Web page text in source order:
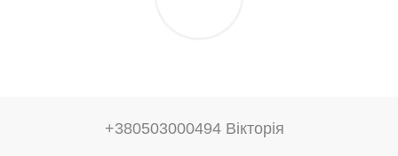
+380503000494 Вікторія